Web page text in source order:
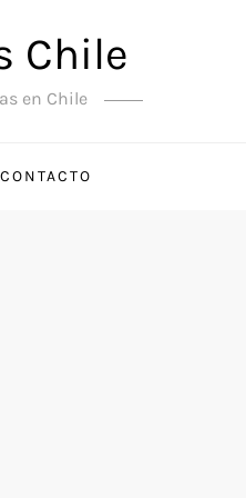
Chile
en Chile
CONTACTO